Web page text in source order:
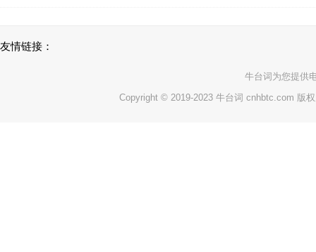
友情链接：
牛台词 为您提供
Copyright © 2019-2023 牛台词 cnhbtc.com 版